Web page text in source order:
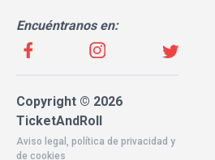
Encuéntranos en:
Copyright © 2026
TicketAndRoll
Aviso legal , política de privacidad y
de cookies